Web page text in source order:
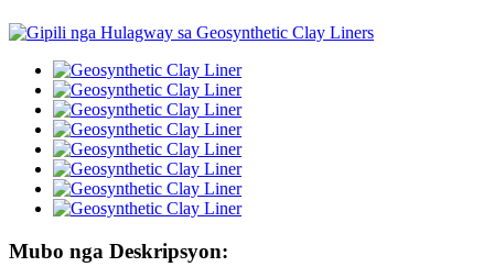
Mubo nga Deskripsyon: